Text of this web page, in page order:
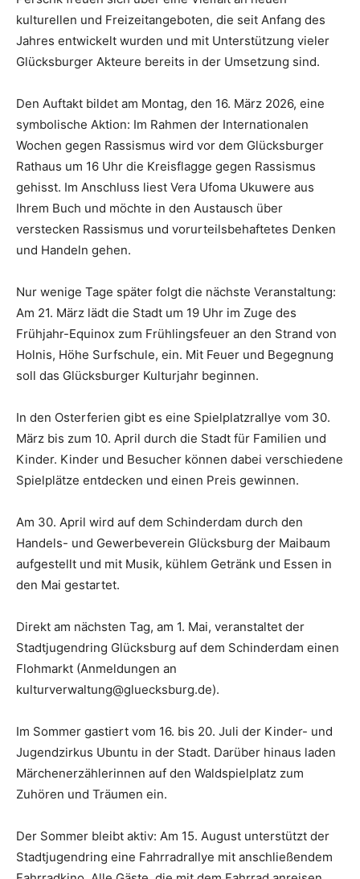
kulturellen und Freizeitangeboten, die seit Anfang des
Jahres entwickelt wurden und mit Unterstützung vieler
Glücksburger Akteure bereits in der Umsetzung sind.
Den Auftakt bildet am Montag, den 16. März 2026, eine
symbolische Aktion: Im Rahmen der Internationalen
Wochen gegen Rassismus wird vor dem Glücksburger
Rathaus um 16 Uhr die Kreisflagge gegen Rassismus
gehisst. Im Anschluss liest Vera Ufoma Ukuwere aus
Ihrem Buch und möchte in den Austausch über
verstecken Rassismus und vorurteilsbehaftetes Denken
und Handeln gehen.
Nur wenige Tage später folgt die nächste Veranstaltung:
Am 21. März lädt die Stadt um 19 Uhr im Zuge des
Frühjahr-Equinox zum Frühlingsfeuer an den Strand von
Holnis, Höhe Surfschule, ein. Mit Feuer und Begegnung
soll das Glücksburger Kulturjahr beginnen.
In den Osterferien gibt es eine Spielplatzrallye vom 30.
März bis zum 10. April durch die Stadt für Familien und
Kinder. Kinder und Besucher können dabei verschiedene
Spielplätze entdecken und einen Preis gewinnen.
Am 30. April wird auf dem Schinderdam durch den
Handels- und Gewerbeverein Glücksburg der Maibaum
aufgestellt und mit Musik, kühlem Getränk und Essen in
den Mai gestartet.
Direkt am nächsten Tag, am 1. Mai, veranstaltet der
Stadtjugendring Glücksburg auf dem Schinderdam einen
Flohmarkt (Anmeldungen an
kulturverwaltung@gluecksburg.de).
Im Sommer gastiert vom 16. bis 20. Juli der Kinder- und
Jugendzirkus Ubuntu in der Stadt. Darüber hinaus laden
Märchenerzählerinnen auf den Waldspielplatz zum
Zuhören und Träumen ein.
Der Sommer bleibt aktiv: Am 15. August unterstützt der
Stadtjugendring eine Fahrradrallye mit anschließendem